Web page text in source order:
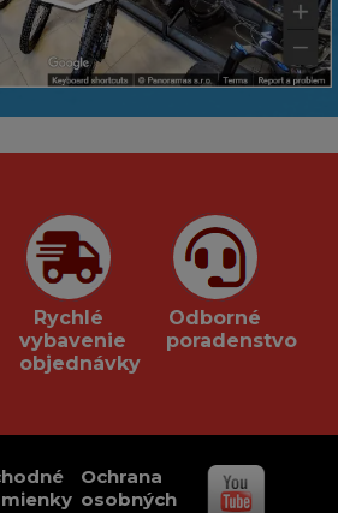
Rychlé
vybavenie
objednávky
Odborné
poradenstvo
Ochrana
osobných